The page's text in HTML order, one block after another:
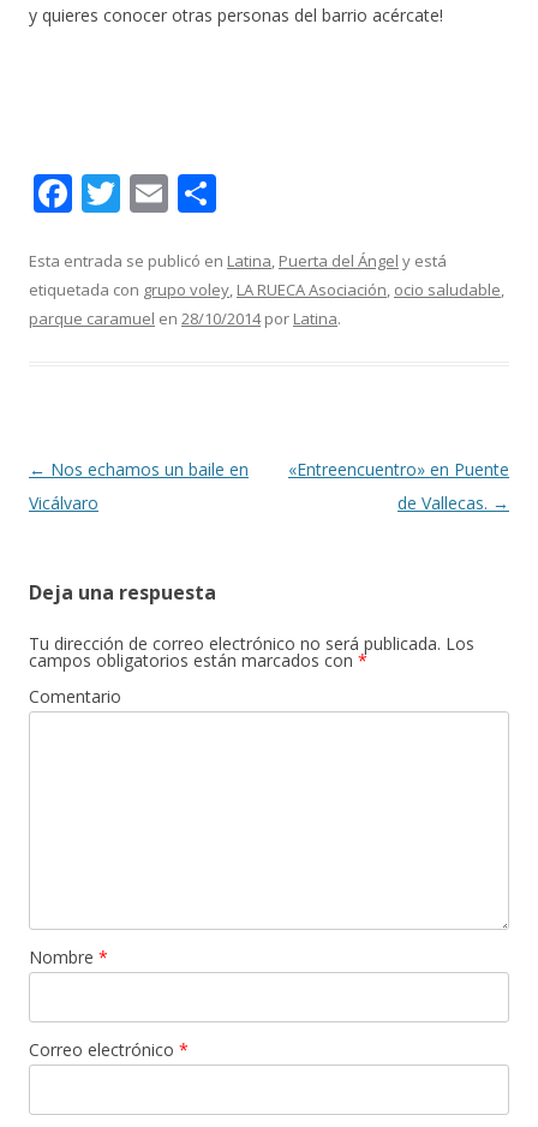
y quieres conocer otras personas del barrio acércate!
F
e
b
T
itt
er
E
ai
l
m
p
Esta entrada se publicó en Latina, Puerta del Ángel y está
etiquetada con grupo voley, LA RUECA Asociación, ocio saludable,
parque caramuel en 28/10/2014por Latina.
Navegación
de
← Nos echamos un baile en
Vicálvaro
«Entreencuentro» en Puente
de Vallecas. →
Deja una respuesta
Tu dirección de correo electrónico no será publicada. Los
campos obligatorios están marcados con *
Comentario
Nombre *
Correo electrónico *